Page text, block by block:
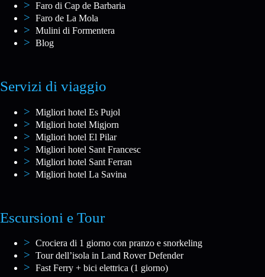
Faro di Cap de Barbaria
Faro de La Mola
Mulini di Formentera
Blog
Servizi di viaggio
Migliori hotel Es Pujol
Migliori hotel Migjorn
Migliori hotel El Pilar
Migliori hotel Sant Francesc
Migliori hotel Sant Ferran
Migliori hotel La Savina
Escursioni e Tour
Crociera di 1 giorno con pranzo e snorkeling
Tour dell’isola in Land Rover Defender
Fast Ferry + bici elettrica (1 giorno)